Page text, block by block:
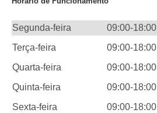
Segunda-feira
09:00-18:00
Terça-feira
09:00-18:00
Quarta-feira
09:00-18:00
Quinta-feira
09:00-18:00
Sexta-feira
09:00-18:00